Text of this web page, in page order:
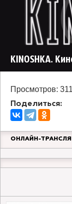
KINOSHKA.
Просмотров:
Поделиться:
ОНЛАЙН-